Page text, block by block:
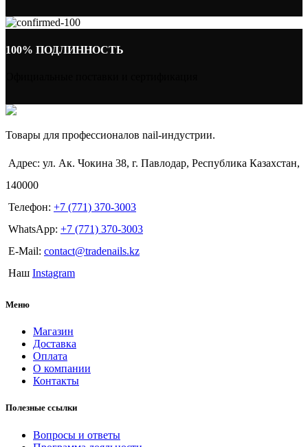
100% ПОДЛИННОСТЬ
Товары для профессионалов nail-индустрии.
Адрес: ул. Ак. Чокина 38, г. Павлодар, Республика Казахстан,
140000
Телефон: +7 (771) 370-3003
WhatsApp: +7 (771) 370-3003
E-Mail: contact@tradenails.kz
Наш Instagram
Меню
Магазин
Доставка
Оплата
О компании
Контакты
Полезные ссылки
Вопросы и ответы